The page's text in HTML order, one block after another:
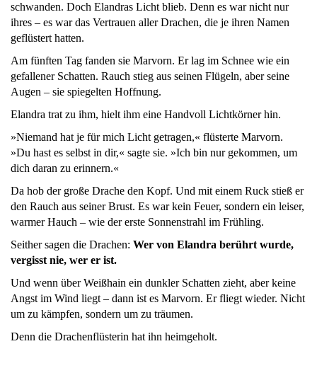
schwanden. Doch Elandras Licht blieb. Denn es war nicht nur
ihres – es war das Vertrauen aller Drachen, die je ihren Namen
geflüstert hatten.
Am fünften Tag fanden sie Marvorn. Er lag im Schnee wie ein
gefallener Schatten. Rauch stieg aus seinen Flügeln, aber seine
Augen – sie spiegelten Hoffnung.
Elandra trat zu ihm, hielt ihm eine Handvoll Lichtkörner hin.
»Niemand hat je für mich Licht getragen,« flüsterte Marvorn.
»Du hast es selbst in dir,« sagte sie. »Ich bin nur gekommen, um
dich daran zu erinnern.«
Da hob der große Drache den Kopf. Und mit einem Ruck stieß er
den Rauch aus seiner Brust. Es war kein Feuer, sondern ein leiser,
warmer Hauch – wie der erste Sonnenstrahl im Frühling.
Seither sagen die Drachen: Wer von Elandra berührt wurde,
vergisst nie, wer er ist.
Und wenn über Weißhain ein dunkler Schatten zieht, aber keine
Angst im Wind liegt – dann ist es Marvorn. Er fliegt wieder. Nicht
um zu kämpfen, sondern um zu träumen.
Denn die Drachenflüsterin hat ihn heimgeholt.